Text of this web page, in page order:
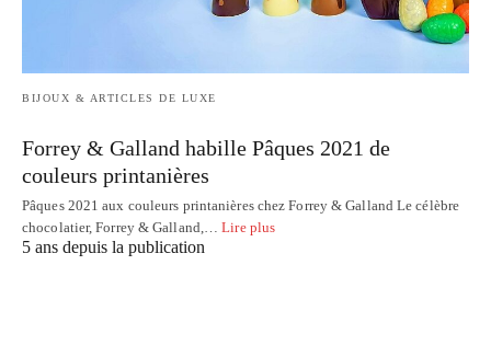
BIJOUX & ARTICLES DE LUXE
Forrey & Galland habille Pâques 2021 de
couleurs printanières
Pâques 2021 aux couleurs printanières chez Forrey & Galland Le célèbre
chocolatier, Forrey & Galland,…Lire plus
5 ans depuis la publication